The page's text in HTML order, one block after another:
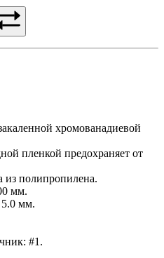
хромованадиевой
пленкой предохраняет от
из полипропилена.
мм.
5.0 мм.
#1.